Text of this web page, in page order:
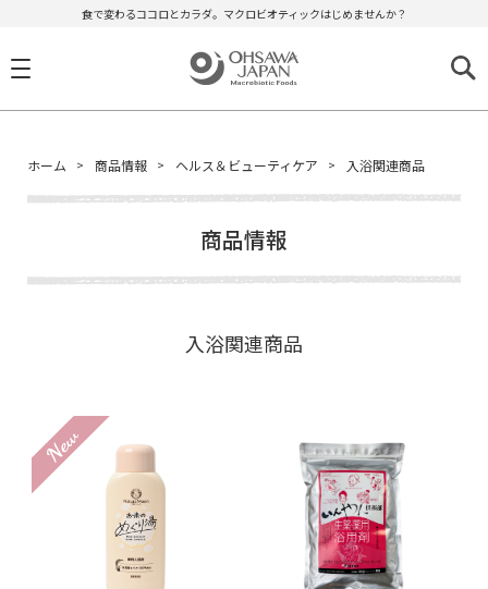
食で変わるココロとカラダ。マクロビオティックはじめませんか？
ホーム 商品情報 ヘルス＆ビューティケア 入浴関連商品
商品情報
入浴関連商品